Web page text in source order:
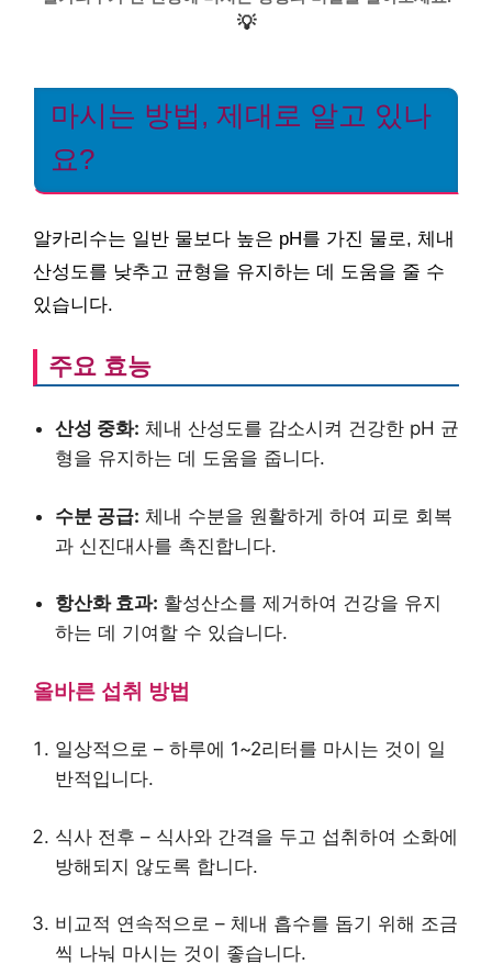
💡
마시는 방법, 제대로 알고 있나
요?
알카리수는 일반 물보다 높은 pH를 가진 물로, 체내
산성도를 낮추고 균형을 유지하는 데 도움을 줄 수
있습니다.
주요 효능
산성 중화: 체내 산성도를 감소시켜 건강한 pH 균
형을 유지하는 데 도움을 줍니다.
수분 공급: 체내 수분을 원활하게 하여 피로 회복
과 신진대사를 촉진합니다.
항산화 효과: 활성산소를 제거하여 건강을 유지
하는 데 기여할 수 있습니다.
올바른 섭취 방법
일상적으로 – 하루에 1~2리터를 마시는 것이 일
반적입니다.
식사 전후 – 식사와 간격을 두고 섭취하여 소화에
방해되지 않도록 합니다.
비교적 연속적으로 – 체내 흡수를 돕기 위해 조금
씩 나눠 마시는 것이 좋습니다.